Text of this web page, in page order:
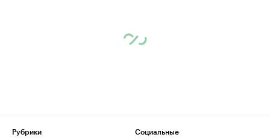
Рубрики
Социальные